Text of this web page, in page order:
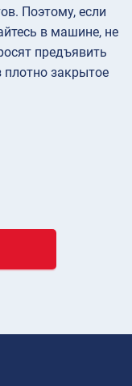
Поэтому, если
в машине, не
предъявить
плотно закрытое